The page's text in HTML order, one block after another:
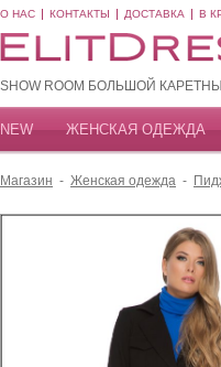
О НАС КОНТАКТЫ ДОСТАВКА В
SHOW ROOM БОЛЬШОЙ
NEW ЖЕНСКАЯ ОДЕЖДА
Магазин - Женская одежда -